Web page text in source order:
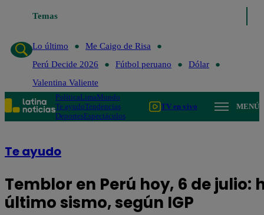
Temas
Lo último
Me Caigo de Risa
Perú Decide 2026
Fútbol peruano
Dólar
Valentina Valiente
PolíticaLimaMundo
Te ayudoTendencias
DeportesEspectáculos
TV en vivo MENÚ
Te ayudo
Temblor en Perú hoy, 6 de
último sismo, según IGP